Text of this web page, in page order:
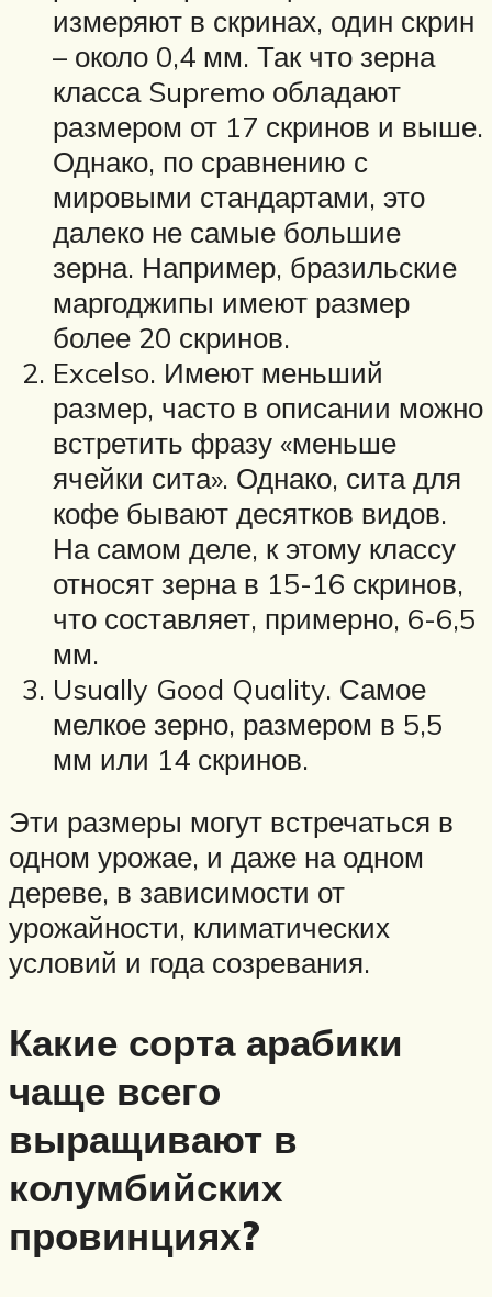
измеряют в скринах, один скрин
– около 0,4 мм. Так что зерна
класса Supremo обладают
размером от 17 скринов и выше.
Однако, по сравнению с
мировыми стандартами, это
далеко не самые большие
зерна. Например, бразильские
маргоджипы имеют размер
более 20 скринов.
Excelso. Имеют меньший
размер, часто в описании можно
встретить фразу «меньше
ячейки сита». Однако, сита для
кофе бывают десятков видов.
На самом деле, к этому классу
относят зерна в 15-16 скринов,
что составляет, примерно, 6-6,5
мм.
Usually Good Quality. Самое
мелкое зерно, размером в 5,5
мм или 14 скринов.
Эти размеры могут встречаться в
одном урожае, и даже на одном
дереве, в зависимости от
урожайности, климатических
условий и года созревания.
Какие сорта арабики
чаще всего
выращивают в
колумбийских
провинциях?